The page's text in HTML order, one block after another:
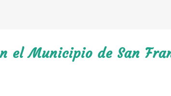
el Municipio de San